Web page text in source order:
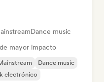
Dance music
mayor impacto
Dance music
electrónico